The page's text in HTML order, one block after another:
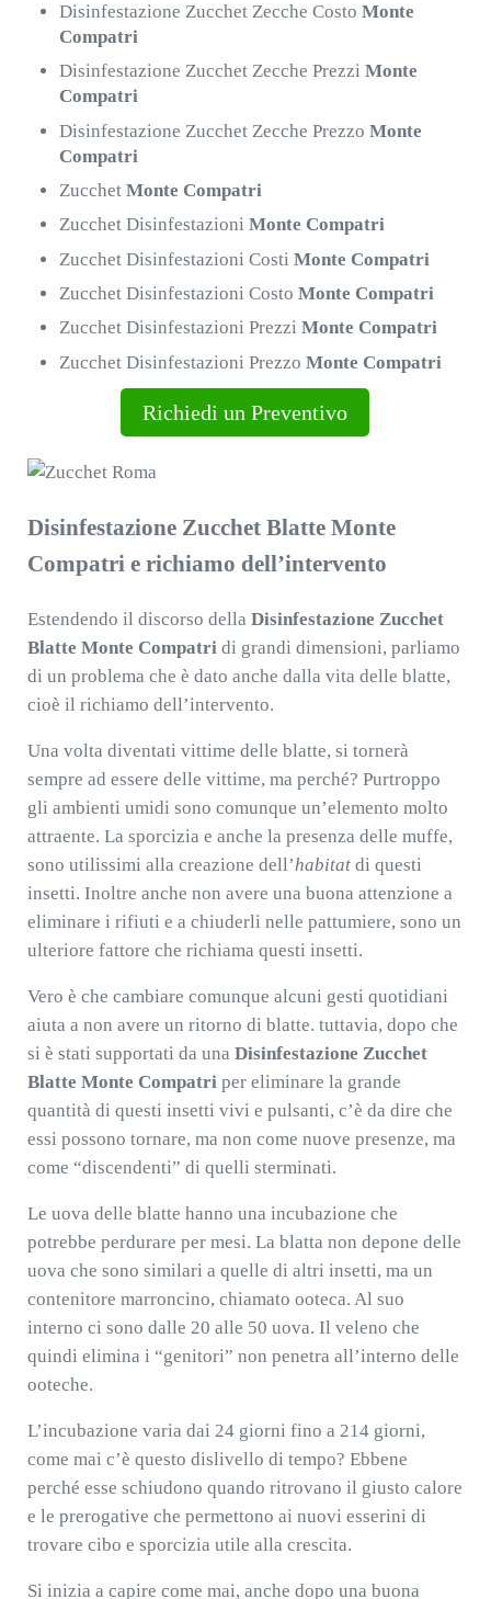
Disinfestazione Zucchet Zecche CostoMonte
Compatri
Disinfestazione Zucchet Zecche PrezziMonte
Compatri
Disinfestazione Zucchet Zecche PrezzoMonte
Compatri
ZucchetMonte Compatri
Zucchet DisinfestazioniMonte Compatri
Zucchet Disinfestazioni CostiMonte Compatri
Zucchet Disinfestazioni CostoMonte Compatri
Zucchet Disinfestazioni PrezziMonte Compatri
Zucchet Disinfestazioni PrezzoMonte Compatri
Richiedi un Preventivo
Disinfestazione Zucchet Blatte Monte
Compatri e richiamo dell’intervento
Estendendo il discorso della Disinfestazione Zucchet
Blatte Monte Compatridi grandi dimensioni, parliamo
di un problema che è dato anche dalla vita delle blatte,
cioè il richiamo dell’intervento.
Una volta diventati vittime delle blatte, si tornerà
sempre ad essere delle vittime, ma perché? Purtroppo
gli ambienti umidi sono comunque un’elemento molto
attraente. La sporcizia e anche la presenza delle muffe,
sono utilissimi alla creazione dell’habitatdi questi
insetti. Inoltre anche non avere una buona attenzione a
eliminare i rifiuti e a chiuderli nelle pattumiere, sono un
ulteriore fattore che richiama questi insetti.
Vero è che cambiare comunque alcuni gesti quotidiani
aiuta a non avere un ritorno di blatte. tuttavia, dopo che
si è stati supportati da una Disinfestazione Zucchet
Blatte Monte Compatriper eliminare la grande
quantità di questi insetti vivi e pulsanti, c’è da dire che
essi possono tornare, ma non come nuove presenze, ma
come “discendenti” di quelli sterminati.
Le uova delle blatte hanno una incubazione che
potrebbe perdurare per mesi. La blatta non depone delle
uova che sono similari a quelle di altri insetti, ma un
contenitore marroncino, chiamato ooteca. Al suo
interno ci sono dalle 20 alle 50 uova. Il veleno che
quindi elimina i “genitori” non penetra all’interno delle
ooteche.
L’incubazione varia dai 24 giorni fino a 214 giorni,
come mai c’è questo dislivello di tempo? Ebbene
perché esse schiudono quando ritrovano il giusto calore
e le prerogative che permettono ai nuovi esserini di
trovare cibo e sporcizia utile alla crescita.
Si inizia a capire come mai, anche dopo una buona